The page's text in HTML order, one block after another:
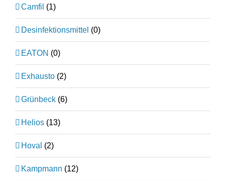
Camfil (1)
Desinfektionsmittel (0)
EATON (0)
Exhausto (2)
Grünbeck (6)
Helios (13)
Hoval (2)
Kampmann (12)